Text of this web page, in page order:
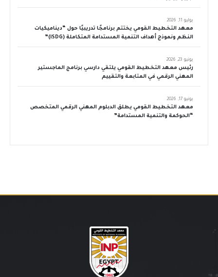
معهد التخطيط القومي يختتم برنامجًا تدريبيًا حول “ديناميكيات
النظم ونموذج أهداف التنمية المستدامة المتكاملة (iSDG)”
يوليو 11, 2026
رئيس معهد التخطيط القومي يلتقي دارسي برنامج الماجستير
المهني الرقمي في المتابعة والتقييم
يونيو 23, 2026
معهد التخطيط القومي يطلق الدبلوم المهني الرقمي المتخصص
“الحوكمة والتنمية المستدامة”
يونيو 17, 2026